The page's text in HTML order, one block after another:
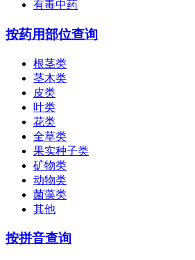
有毒中药
按药用部位查询
根茎类
茎木类
皮类
叶类
花类
全草类
果实种子类
矿物类
动物类
菌藻类
其他
按拼音查询